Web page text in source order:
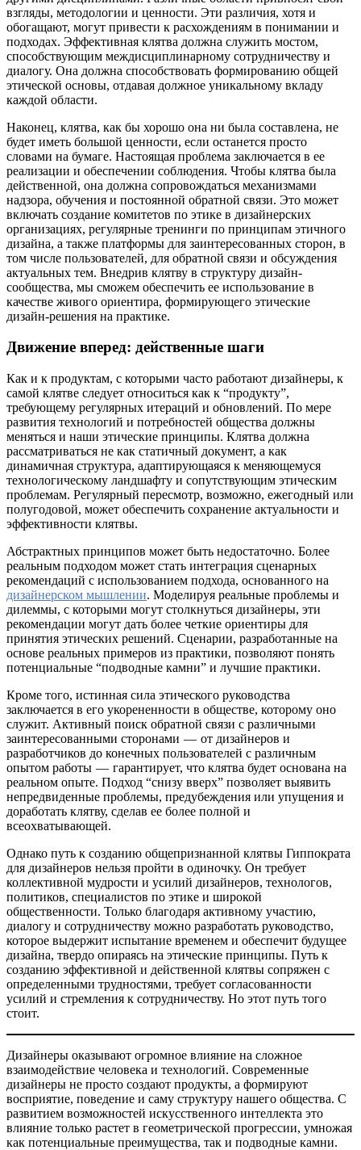
взгляды, методологии и ценности. Эти различия, хотя и
обогащают, могут привести к расхождениям в понимании и
подходах. Эффективная клятва должна служить мостом,
способствующим междисциплинарному сотрудничеству и
диалогу. Она должна способствовать формированию общей
этической основы, отдавая должное уникальному вкладу
каждой области.
Наконец, клятва, как бы хорошо она ни была составлена, не
будет иметь большой ценности, если останется просто
словами на бумаге. Настоящая проблема заключается в ее
реализации и обеспечении соблюдения. Чтобы клятва была
действенной, она должна сопровождаться механизмами
надзора, обучения и постоянной обратной связи. Это может
включать создание комитетов по этике в дизайнерских
организациях, регулярные тренинги по принципам этичного
дизайна, а также платформы для заинтересованных сторон, в
том числе пользователей, для обратной связи и обсуждения
актуальных тем. Внедрив клятву в структуру дизайн-
сообщества, мы сможем обеспечить ее использование в
качестве живого ориентира, формирующего этические
дизайн-решения на практике.
Движение вперед: действенные шаги
Как и к продуктам, с которыми часто работают дизайнеры, к
самой клятве следует относиться как к “продукту”,
требующему регулярных итераций и обновлений. По мере
развития технологий и потребностей общества должны
меняться и наши этические принципы. Клятва должна
рассматриваться не как статичный документ, а как
динамичная структура, адаптирующаяся к меняющемуся
технологическому ландшафту и сопутствующим этическим
проблемам. Регулярный пересмотр, возможно, ежегодный или
полугодовой, может обеспечить сохранение актуальности и
эффективности клятвы.
Абстрактных принципов может быть недостаточно. Более
реальным подходом может стать интеграция сценарных
рекомендаций с использованием подхода, основанного на
дизайнерском мышлении. Моделируя реальные проблемы и
дилеммы, с которыми могут столкнуться дизайнеры, эти
рекомендации могут дать более четкие ориентиры для
принятия этических решений. Сценарии, разработанные на
основе реальных примеров из практики, позволяют понять
потенциальные “подводные камни” и лучшие практики.
Кроме того, истинная сила этического руководства
заключается в его укорененности в обществе, которому оно
служит. Активный поиск обратной связи с различными
заинтересованными сторонами — от дизайнеров и
разработчиков до конечных пользователей с различным
опытом работы — гарантирует, что клятва будет основана на
реальном опыте. Подход “снизу вверх” позволяет выявить
непредвиденные проблемы, предубеждения или упущения и
доработать клятву, сделав ее более полной и
всеохватывающей.
Однако путь к созданию общепризнанной клятвы Гиппократа
для дизайнеров нельзя пройти в одиночку. Он требует
коллективной мудрости и усилий дизайнеров, технологов,
политиков, специалистов по этике и широкой
общественности. Только благодаря активному участию,
диалогу и сотрудничеству можно разработать руководство,
которое выдержит испытание временем и обеспечит будущее
дизайна, твердо опираясь на этические принципы. Путь к
созданию эффективной и действенной клятвы сопряжен с
определенными трудностями, требует согласованности
усилий и стремления к сотрудничеству. Но этот путь того
стоит.
Дизайнеры оказывают огромное влияние на сложное
взаимодействие человека и технологий. Современные
дизайнеры не просто создают продукты, а формируют
восприятие, поведение и саму структуру нашего общества. С
развитием возможностей искусственного интеллекта это
влияние только растет в геометрической прогрессии, умножая
как потенциальные преимущества, так и подводные камни.